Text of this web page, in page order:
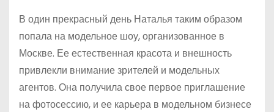
В один прекрасный день Наталья таким образом
попала на модельное шоу, организованное в
Москве. Ее естественная красота и внешность
привлекли внимание зрителей и модельных
агентов. Она получила свое первое приглашение
на фотосессию, и ее карьера в модельном бизнесе